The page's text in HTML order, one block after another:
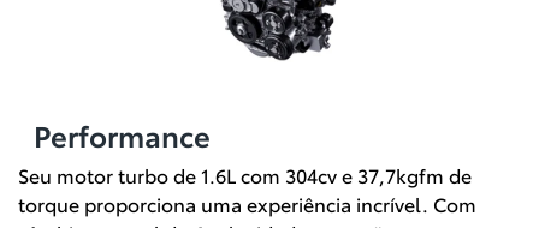
Performance
Seu motor turbo de 1.6L com 304cv e 37,7kgfm de
torque proporciona uma experiência incrível. Com